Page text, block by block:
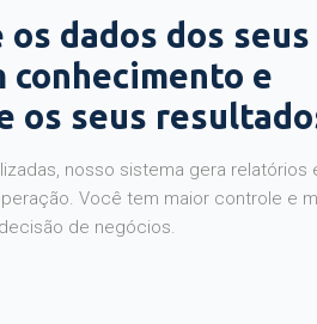
dados dos seus
conhecimento e
os seus
nosso sistema gera relatórios e
Você tem maior controle e
de negócios.